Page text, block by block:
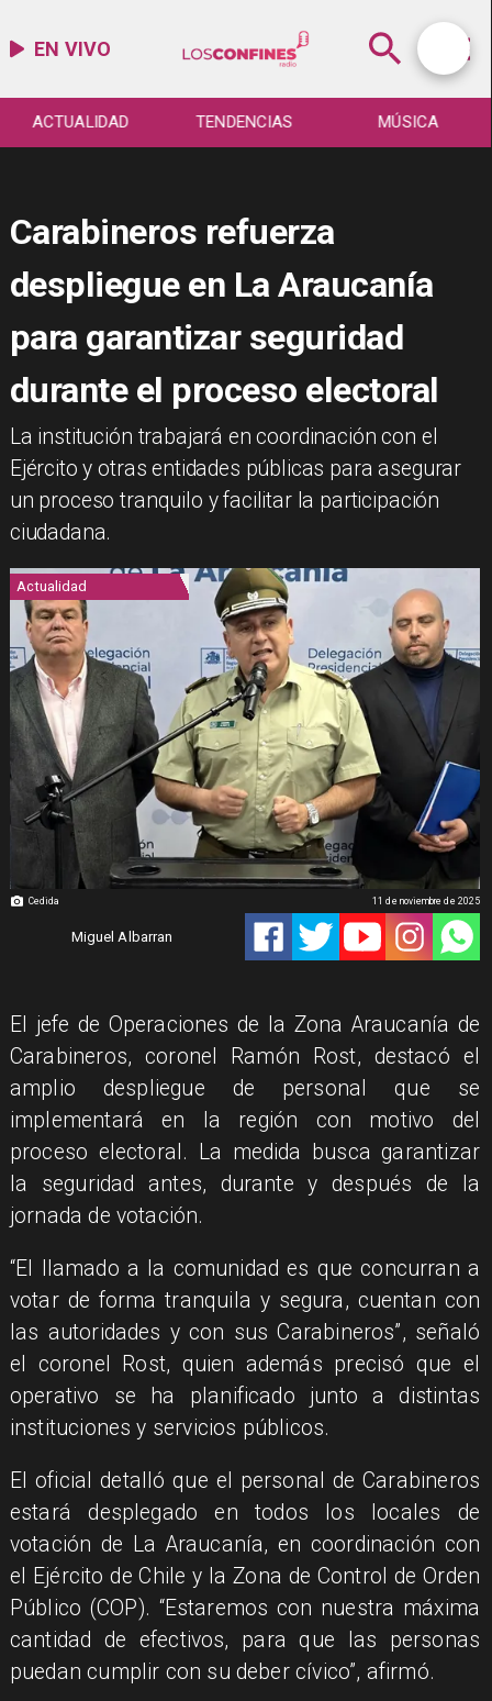
EN VIVO
ACTUALIDAD TENDENCIAS MÚSICA
Carabineros refuerza
despliegue en La Araucanía
para garantizar seguridad
durante el proceso electoral
​La institución trabajará en coordinación con el
Ejército y otras entidades públicas para asegurar
un proceso tranquilo y facilitar la participación
ciudadana.
Cedida
Actualidad
Miguel Albarran
11 de noviembre de 2025
El jefe de Operaciones de la Zona Araucanía de
Carabineros, coronel Ramón Rost, destacó el
amplio despliegue de personal que se
implementará en la región con motivo del
proceso electoral. La medida busca garantizar
la seguridad antes, durante y después de la
jornada de votación.
​“El llamado a la comunidad es que concurran a
votar de forma tranquila y segura, cuentan con
las autoridades y con sus Carabineros”, señaló
el coronel Rost, quien además precisó que el
operativo se ha planificado junto a distintas
instituciones y servicios públicos.
​El oficial detalló que el personal de Carabineros
estará desplegado en todos los locales de
votación de La Araucanía, en coordinación con
el Ejército de Chile y la Zona de Control de Orden
Público (COP). “Estaremos con nuestra máxima
cantidad de efectivos, para que las personas
puedan cumplir con su deber cívico”, afirmó.